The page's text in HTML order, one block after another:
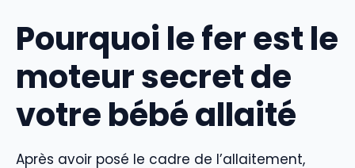
Pourquoi le fer est le
moteur secret de
votre bébé allaité
Après avoir posé le cadre de l’allaitement,